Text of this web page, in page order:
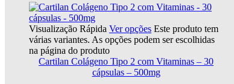
Visualização Rápida Ver opções Este produto tem
várias variantes. As opções podem ser escolhidas
na página do produto
Cartilan Colágeno Tipo 2 com Vitaminas – 30
cápsulas – 500mg